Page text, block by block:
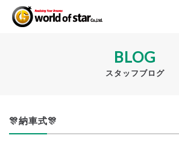
BLOG
スタッフブログ
🎊納車式🎊